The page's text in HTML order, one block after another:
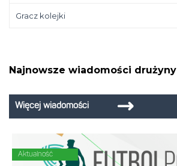
Gracz kolejki
Najnowsze wiadomości drużyny
Więcej wiadomości
Aktualność